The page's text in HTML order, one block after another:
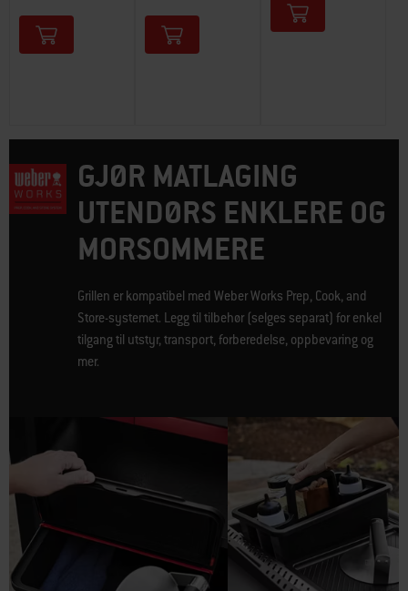
GJØR MATLAGING
UTENDØRS ENKLERE OG
MORSOMMERE
Grillen er kompatibel med Weber Works Prep, Cook, and
Store-systemet. Legg til tilbehør (selges separat) for enkel
tilgang til utstyr, transport, forberedelse, oppbevaring og
mer.